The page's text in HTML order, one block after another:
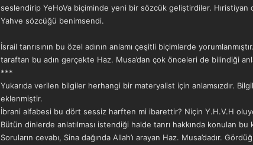
seslendirip YeHoVa biçiminde yeni bir sözcük geliştirdiler.
Yahve sözcüğü benimsendi.
İsrail tanrısının bu özel adının anlamı çeşitli biçimlerde
taraftan bu adın gerçekte Haz. Musa’dan çok önceleri de bilindiği
***
Yukarıda verilen bilgiler herhangi bir materyalist için anlamsızdır.
eklenmiştir.
İbrani alfabesi bu dört sessiz harften mi ibarettir? Niçin Y.H.V.H
Bütün dinlerde anlatılması istendiği halde tanrı hakkında konulan bu
Soruların cevabı, Sina dağında Allah’ı arayan Haz. Musa’dadır.